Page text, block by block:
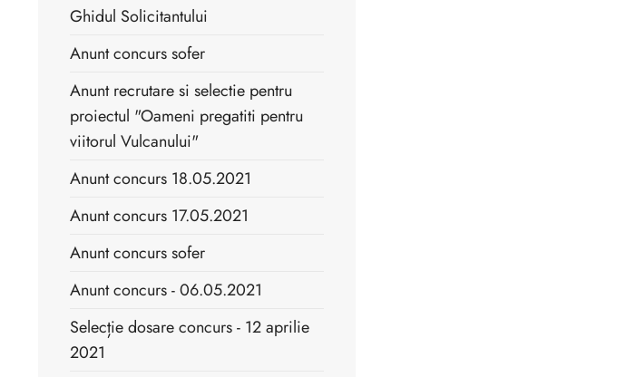
Ghidul Solicitantului
Anunt concurs sofer
Anunt recrutare si selectie pentru
proiectul "Oameni pregatiti pentru
viitorul Vulcanului"
Anunt concurs 18.05.2021
Anunt concurs 17.05.2021
Anunt concurs sofer
Anunt concurs - 06.05.2021
Selecție dosare concurs - 12 aprilie
2021